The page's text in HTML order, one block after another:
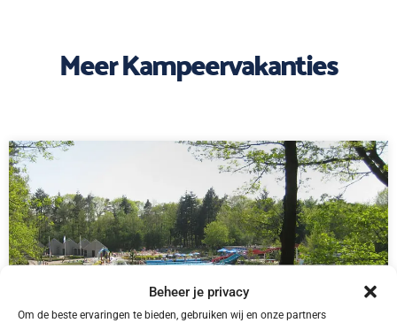
Beheer je privacy
Om de beste ervaringen te bieden, gebruiken wij en onze partners
Meer Kampeervakanties